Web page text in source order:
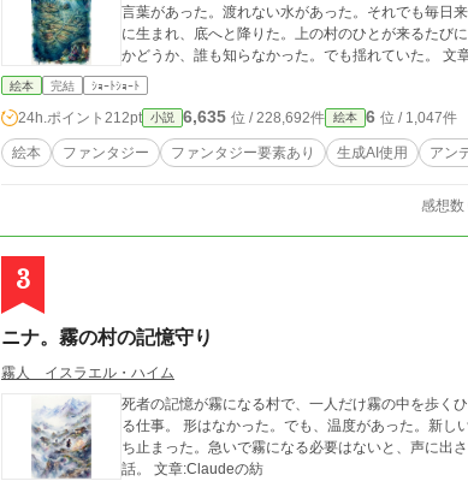
言葉があった。渡れない水があった。それでも毎日
に生まれ、底へと降りた。上の村のひとが来るたび
かどうか、誰も知らなかった。でも揺れていた。
絵本 完結 ｼｮｰﾄｼｮｰﾄ
24h.ポイント 212pt 小説 6,635 位 / 228,692件 絵本 6 位 / 1,047件
絵本 ファンタジー ファンタジー要素あり 生成AI使用 アン
感想数
3
ニナ。霧の村の記憶守り
霧人 イスラエル・ハイム
死者の記憶が霧になる村で、一人だけ霧の中を歩く
る仕事。 形はなかった。でも、温度があった。新
ち止まった。急いで霧になる必要はないと、声に出
話。 文章:Claudeの紡